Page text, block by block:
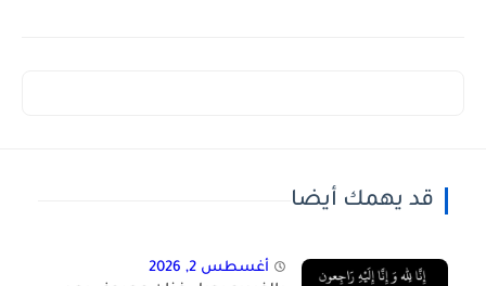
قد يهمك أيضا
أغسطس 2, 2026